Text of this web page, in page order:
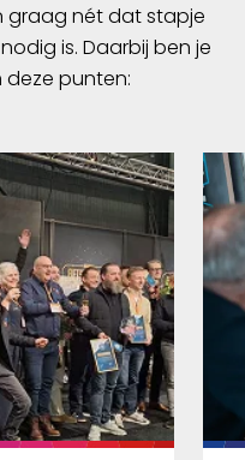
graag nét dat stapje
is. Daarbij ben je
deze punten: